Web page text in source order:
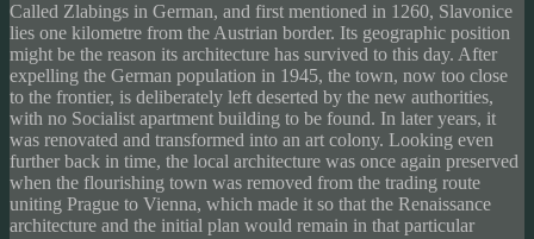
Called Zlabings in German, and first mentioned in 1260, Slavonice
lies one kilometre from the Austrian border. Its geographic position
might be the reason its architecture has survived to this day. After
expelling the German population in 1945, the town, now too close
to the frontier, is deliberately left deserted by the new authorities,
with no Socialist apartment building to be found. In later years, it
was renovated and transformed into an art colony. Looking even
further back in time, the local architecture was once again preserved
when the flourishing town was removed from the trading route
uniting Prague to Vienna, which made it so that the Renaissance
architecture and the initial plan would remain in that particular